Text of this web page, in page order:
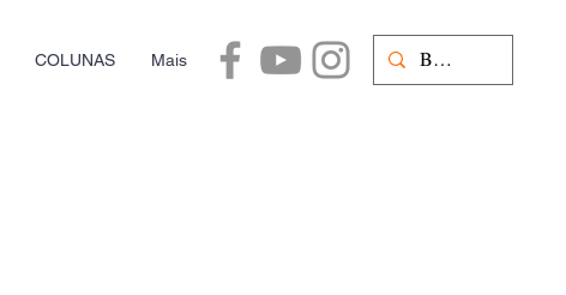
COLUNAS Mais